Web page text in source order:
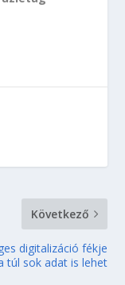
Következő
digitalizáció fékje
túl sok adat is lehet